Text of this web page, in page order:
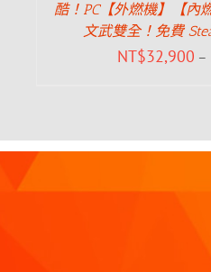
酷！PC【外燃機】【內
文武雙全！免費
NT$32,900 –